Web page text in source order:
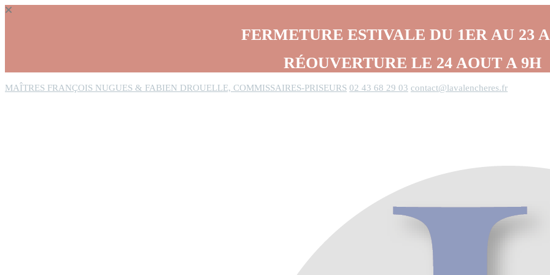
FERMETURE ESTIVALE DU 1ER AU 23
RÉOUVERTURE LE 24 AOUT A 9H
MAÎTRES FRANÇOIS NUGUES & FABIEN DROUELLE, COMMISSAIRES-PRISEURS 02 43 68 29 03 contact@lavalencheres.fr
Panneau de gestion des cookies